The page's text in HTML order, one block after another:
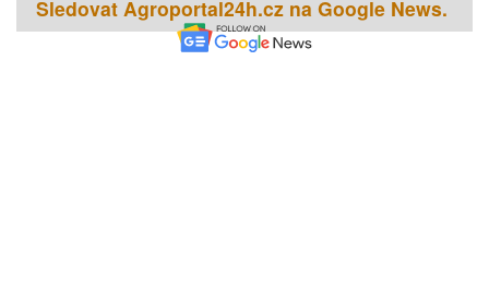
Sledovat Agroportal24h.cz na Google News.